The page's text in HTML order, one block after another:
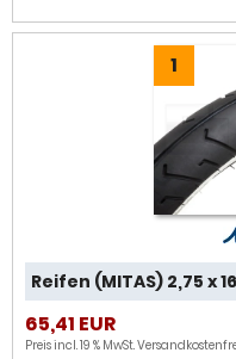
1
Reifen (MITAS) 2,75 x
65,41 EUR
Preis incl. 19 % MwSt.